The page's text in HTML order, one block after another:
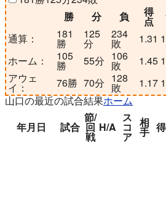
勝
分 負 得
点
通算：
181
勝
125
分
234
敗 1.31
ホーム：
105
勝 55分 106
敗 1.45
アウェ
イ： 76勝 70分 128
敗 1.17
山口の最近の試合結果ホーム
年月日
試合
節/
回
戦
H/A
ス
コ
ア
相
手